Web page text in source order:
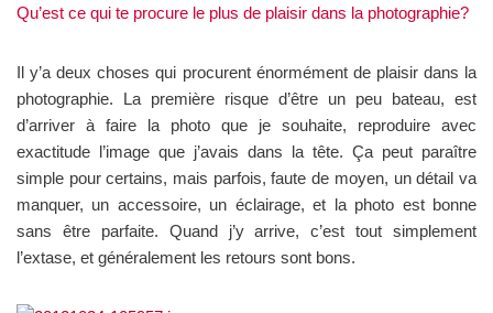
Qu’est ce qui te procure le plus de plaisir dans la photographie?
Il y’a deux choses qui procurent énormément de plaisir dans la
photographie. La première risque d’être un peu bateau, est
d’arriver à faire la photo que je souhaite, reproduire avec
exactitude l’image que j’avais dans la tête. Ça peut paraître
simple pour certains, mais parfois, faute de moyen, un détail va
manquer, un accessoire, un éclairage, et la photo est bonne
sans être parfaite. Quand j’y arrive, c’est tout simplement
l’extase, et généralement les retours sont bons.